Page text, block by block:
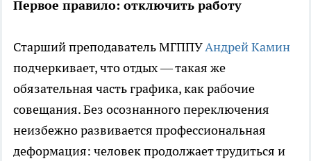
Первое правило: отключить работу
Старший преподаватель МГППУАндрей Камин
подчеркивает, что отдых — такая же
обязательная часть графика, как рабочие
совещания. Без осознанного переключения
неизбежно развивается профессиональная
деформация: человек продолжает трудиться и